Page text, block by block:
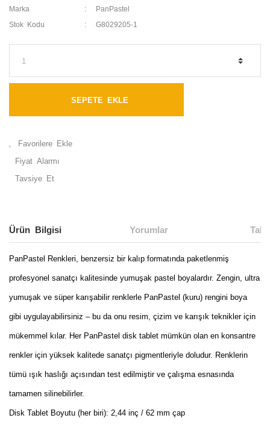
Marka PanPastel
Stok Kodu G8029205-1
SEPETE EKLE
Fiyat Alarmı
Tavsiye Et
Ürün Bilgisi Yorumlar
PanPastel Renkleri, benzersiz bir kalıp formatında paketlenmiş
profesyonel sanatçı kalitesinde yumuşak pastel boyalardır. Zengin, ultra
yumuşak ve süper karışabilir renklerle PanPastel (kuru) rengini boya
gibi uygulayabilirsiniz – bu da onu resim, çizim ve karışık teknikler için
mükemmel kılar. Her PanPastel disk tablet mümkün olan en konsantre
renkler için yüksek kalitede sanatçı pigmentleriyle doludur. Renklerin
tümü ışık haslığı açısından test edilmiştir ve çalışma esnasında
tamamen silinebilirler.
Disk Tablet Boyutu (her biri): 2,44 inç / 62 mm çap